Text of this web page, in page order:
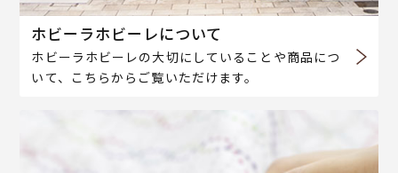
ホビーラホビーレについて
ホビーラホビーレの大切にしていることや商品につ
いて、こちらからご覧いただけます。